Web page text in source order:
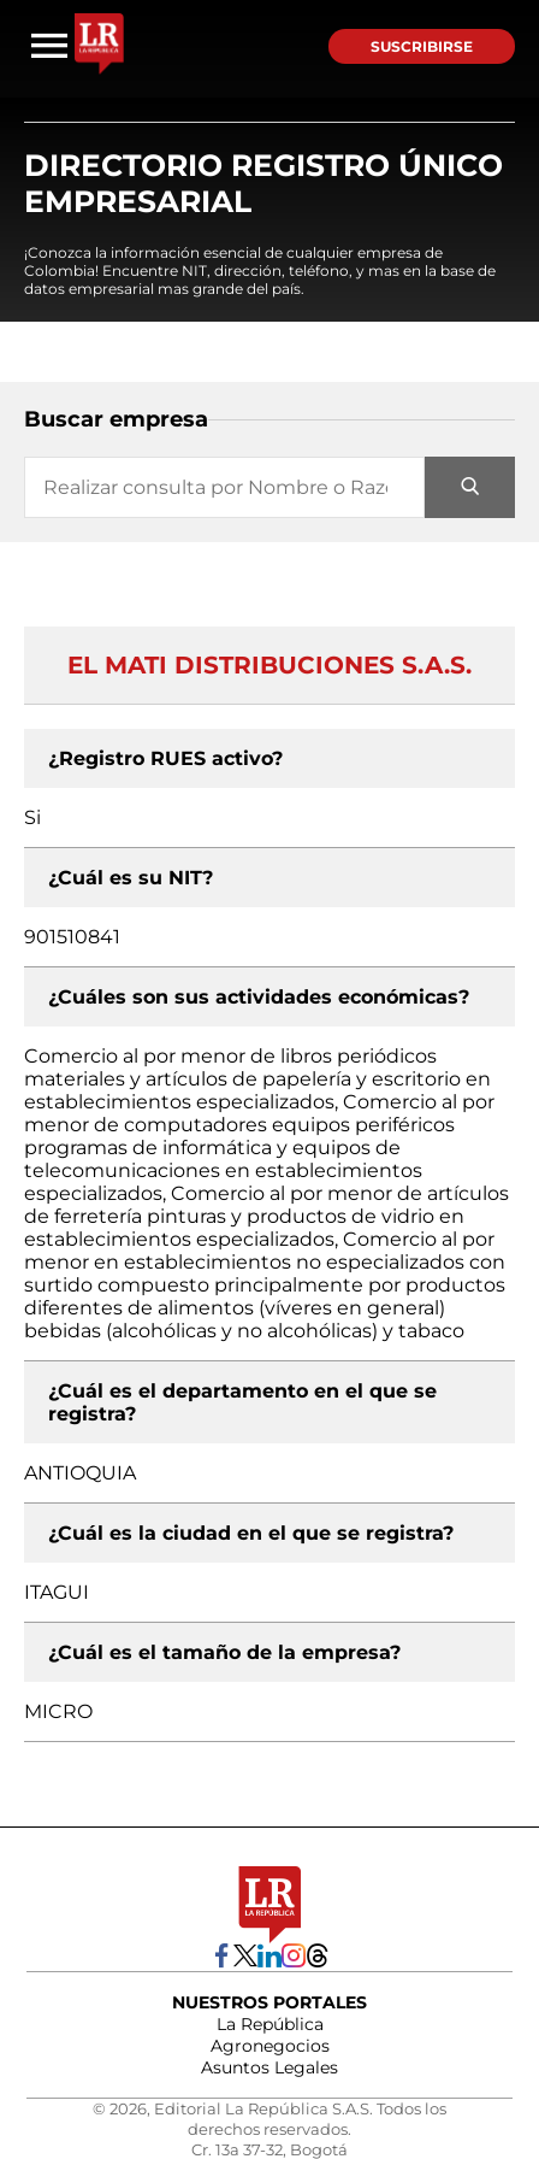
SUSCRIBIRSE
DIRECTORIO REGISTRO ÚNICO
EMPRESARIAL
¡Conozca la información esencial de cualquier empresa de
Colombia! Encuentre NIT, dirección, teléfono, y mas en la base de
datos empresarial mas grande del país.
Buscar empresa
EL MATI DISTRIBUCIONES S.A.S.
¿Registro RUES activo?
Si
¿Cuál es su NIT?
901510841
¿Cuáles son sus actividades económicas?
Comercio al por menor de libros periódicos
materiales y artículos de papelería y escritorio en
establecimientos especializados, Comercio al por
menor de computadores equipos periféricos
programas de informática y equipos de
telecomunicaciones en establecimientos
especializados, Comercio al por menor de artículos
de ferretería pinturas y productos de vidrio en
establecimientos especializados, Comercio al por
menor en establecimientos no especializados con
surtido compuesto principalmente por productos
diferentes de alimentos (víveres en general)
bebidas (alcohólicas y no alcohólicas) y tabaco
¿Cuál es el departamento en el que se
registra?
ANTIOQUIA
¿Cuál es la ciudad en el que se registra?
ITAGUI
¿Cuál es el tamaño de la empresa?
MICRO
NUESTROS PORTALES
La República
Agronegocios
Asuntos Legales
© 2026, Editorial La República S.A.S. Todos los
derechos reservados.
Cr. 13a 37-32, Bogotá